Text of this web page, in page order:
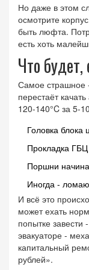
Но даже в этом
осмотрите
быть люфта.
есть хоть
Что
Самое страшное
перестаёт
120-140°C за 5-
Головка
Прокладка ГБЦ
Поршни
Иногда -
И всё это
может ехать
попытке завести
эвакуаторе -
капитальный
рублей».